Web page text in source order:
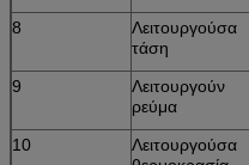
8
Λειτουργούσα
τάση
9
Λειτουργούν
ρεύμα
10
Λειτουργούσα